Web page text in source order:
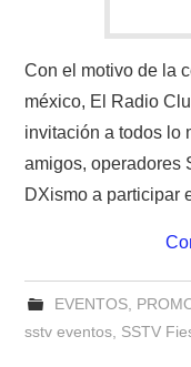
LITERATURA DE LA
MIEMBROS ORIGINALES
MODOS DIGITALES
MORSE CW APRENDE Y
Con el motivo de la
méxico, El Radio
invitación a todos lo
amigos, operadores
DXismo a participar
EVENTOS,
sstv eventos, SSTV